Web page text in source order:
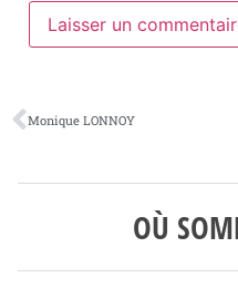
Monique LONNOY
OÙ